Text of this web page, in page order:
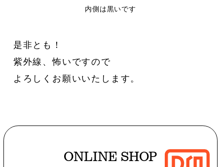
内側は黒いです
是非とも！
紫外線、怖いですので
よろしくお願いいたします。
ONLINE SHOP